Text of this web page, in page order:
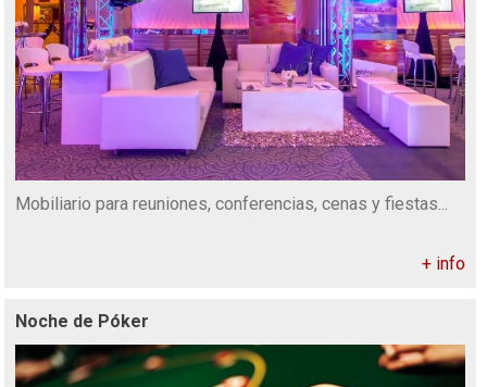
Mobiliario para reuniones, conferencias, cenas y fiestas...
+ info
Noche de Póker